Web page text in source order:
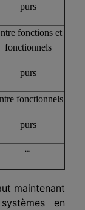
purs
fonctions et
fonctionnels
purs
fonctionnels
purs
…
maintenant
en